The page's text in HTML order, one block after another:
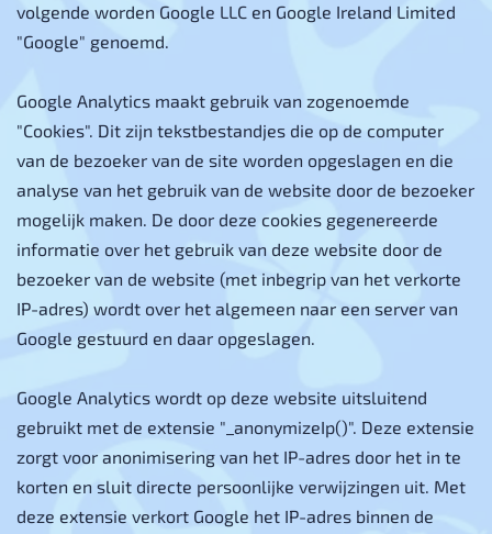
volgende worden Google LLC en Google Ireland Limited
"Google" genoemd.
Google Analytics maakt gebruik van zogenoemde
"Cookies". Dit zijn tekstbestandjes die op de computer
van de bezoeker van de site worden opgeslagen en die
analyse van het gebruik van de website door de bezoeker
mogelijk maken. De door deze cookies gegenereerde
informatie over het gebruik van deze website door de
bezoeker van de website (met inbegrip van het verkorte
IP-adres) wordt over het algemeen naar een server van
Google gestuurd en daar opgeslagen.
Google Analytics wordt op deze website uitsluitend
gebruikt met de extensie "_anonymizeIp()". Deze extensie
zorgt voor anonimisering van het IP-adres door het in te
korten en sluit directe persoonlijke verwijzingen uit. Met
deze extensie verkort Google het IP-adres binnen de